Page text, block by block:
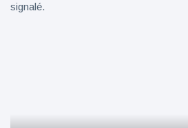
signalé.